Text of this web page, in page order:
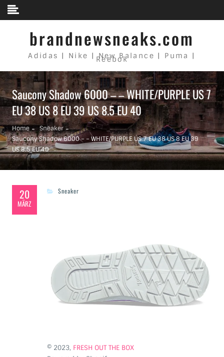
Skip to content
brandnewsneaks.com
Adidas | Nike | New Balance | Puma |
Reebok
Saucony Shadow 6000 – – WHITE/PURPLE US 7
EU 38 US 8 EU 39 US 8.5 EU 40
Home
Sneaker
Saucony Shadow 6000 – – WHITE/PURPLE US 7 EU 38 US 8 EU 39
US 8.5 EU 40
20
MÄRZ
Sneaker
© 2023, FRESH OUT THE BOX